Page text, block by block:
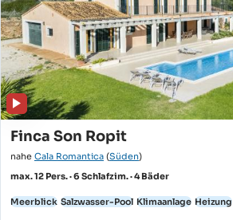
Finca Son Ropit
nahe Cala Romantica (Süden)
max. 12 Pers. · 6 Schlafzim. · 4 Bäder
Meerblick Salzwasser-Pool Klimaanlage Heizung